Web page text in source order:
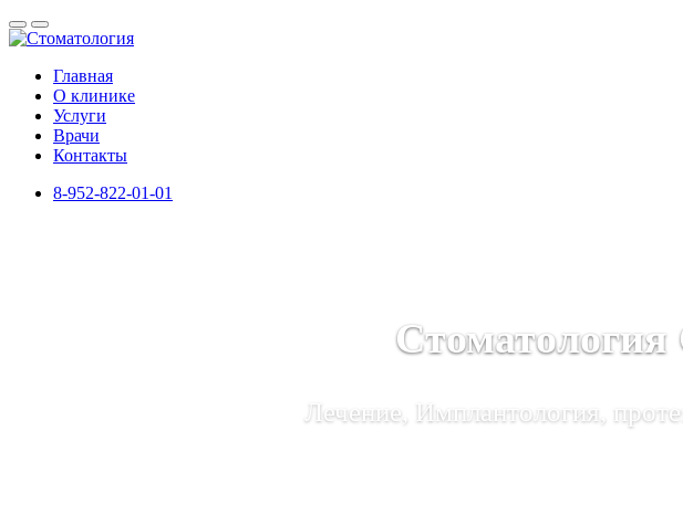
Главная
О клинике
Услуги
Врачи
Контакты
8-952-822-01-01
Лечение, Имплантология,